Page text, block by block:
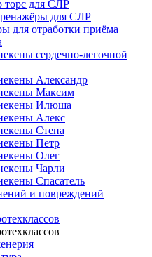
торс для СЛР
для СЛР
для отработки приёма
сердечно-легочной
Александр
Максим
Илюша
Алекс
Степа
Петр
Олег
Чарли
Спасатель
и повреждений